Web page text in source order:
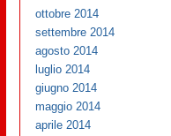
ottobre 2014
settembre 2014
agosto 2014
luglio 2014
giugno 2014
maggio 2014
aprile 2014